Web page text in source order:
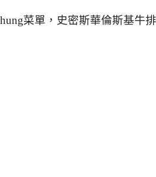
菜單，史密斯華倫斯基牛